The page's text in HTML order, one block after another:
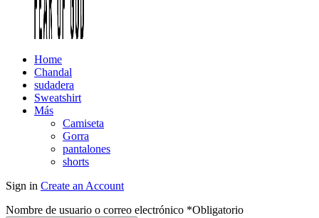
Home
Chandal
sudadera
Sweatshirt
Más
Camiseta
Gorra
pantalones
shorts
Sign in Create an Account
Nombre de usuario o correo electrónico *Obligatorio